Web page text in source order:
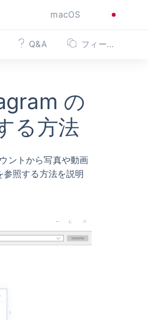
macOS
Q&A フィードバック
の
る方法
ントから写真や動画
照する方法を説明